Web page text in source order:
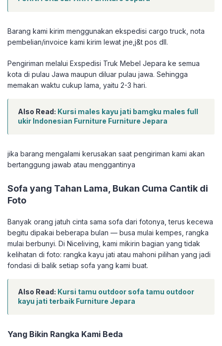
Barang kami kirim menggunakan ekspedisi cargo truck, nota
pembelian/invoice kami kirim lewat jne,j&t pos dll.
Pengiriman melalui Exspedisi Truk Mebel Jepara ke semua
kota di pulau Jawa maupun diluar pulau jawa. Sehingga
memakan waktu cukup lama, yaitu 2-3 hari.
Also Read: Kursi males kayu jati bamgku males full
ukir Indonesian Furniture Furniture Jepara
jika barang mengalami kerusakan saat pengiriman kami akan
bertanggung jawab atau menggantinya
Sofa yang Tahan Lama, Bukan Cuma Cantik di
Foto
Banyak orang jatuh cinta sama sofa dari fotonya, terus kecewa
begitu dipakai beberapa bulan — busa mulai kempes, rangka
mulai berbunyi. Di Niceliving, kami mikirin bagian yang tidak
kelihatan di foto: rangka kayu jati atau mahoni pilihan yang jadi
fondasi di balik setiap sofa yang kami buat.
Also Read: Kursi tamu outdoor sofa tamu outdoor
kayu jati terbaik Furniture Jepara
Yang Bikin Rangka Kami Beda